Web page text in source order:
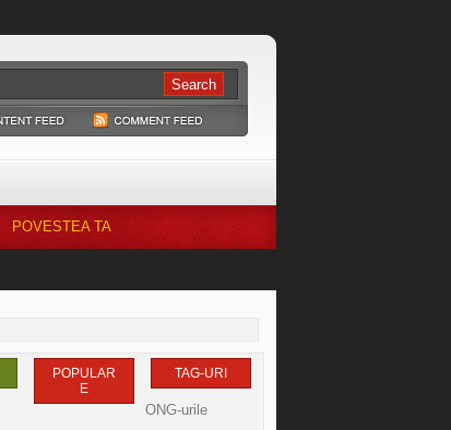
POVESTEA TA
POPULAR
E
TAG-URI
ONG-urile